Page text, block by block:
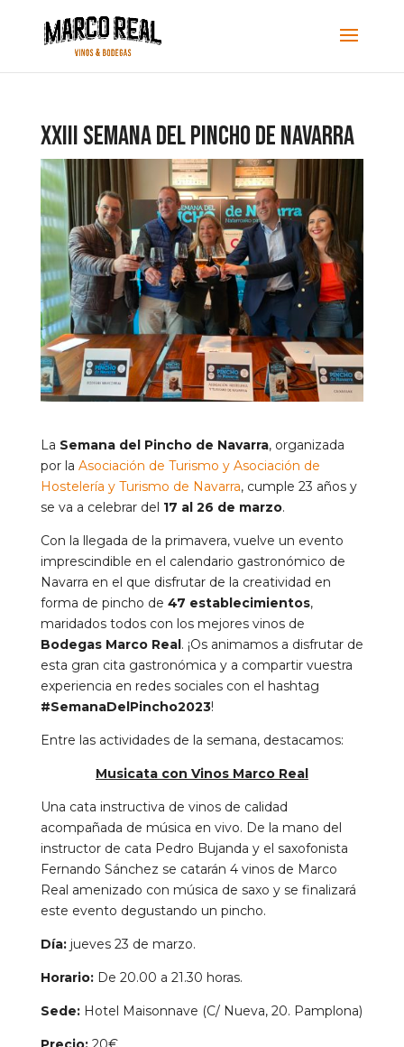
XXIII SEMANA DEL PINCHO DE NAVARRA
La Semana del Pincho de Navarra, organizada
por la Asociación de Turismo y Asociación de
Hostelería y Turismo de Navarra, cumple 23 años y
se va a celebrar del 17 al 26 de marzo.
Con la llegada de la primavera, vuelve un evento
imprescindible en el calendario gastronómico de
Navarra en el que disfrutar de la creatividad en
forma de pincho de 47 establecimientos,
maridados todos con los mejores vinos de
Bodegas Marco Real. ¡Os animamos a disfrutar de
esta gran cita gastronómica y a compartir vuestra
experiencia en redes sociales con el hashtag
#SemanaDelPincho2023!
Entre las actividades de la semana, destacamos:
Musicata con Vinos Marco Real
Una cata instructiva de vinos de calidad
acompañada de música en vivo. De la mano del
instructor de cata Pedro Bujanda y el saxofonista
Fernando Sánchez se catarán 4 vinos de Marco
Real amenizado con música de saxo y se finalizará
este evento degustando un pincho.
Día:jueves 23 de marzo.
Horario:De 20.00 a 21.30 horas.
Sede:Hotel Maisonnave (C/ Nueva, 20. Pamplona)